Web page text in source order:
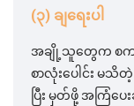
(၃) ချရေးပါ
အချို့သူတွေက စက
စာလုံးပေါင်း မသိ
ပြီး မှတ်ဖို့ အကြံပေ